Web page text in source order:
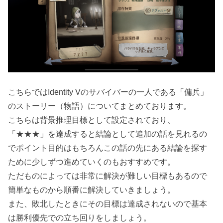
こちらではIdentity Vのサバイバーの一人である「傭兵」
のストーリー（物語）についてまとめております。
こちらは背景推理目標として設定されており、
「★★★」を達成すると結論として追加の話を見れるの
でポイント目的はもちろんこの話の先にある結論を探す
ために少しずつ進めていくのもおすすめです。
ただものによっては非常に解決が難しい目標もあるので
簡単なものから順番に解決していきましょう。
また、敗北したときにその目標は達成されないので基本
は勝利優先での立ち回りをしましょう。